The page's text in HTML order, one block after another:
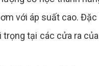
với áp suất cao.
trọng tại các cửa ra